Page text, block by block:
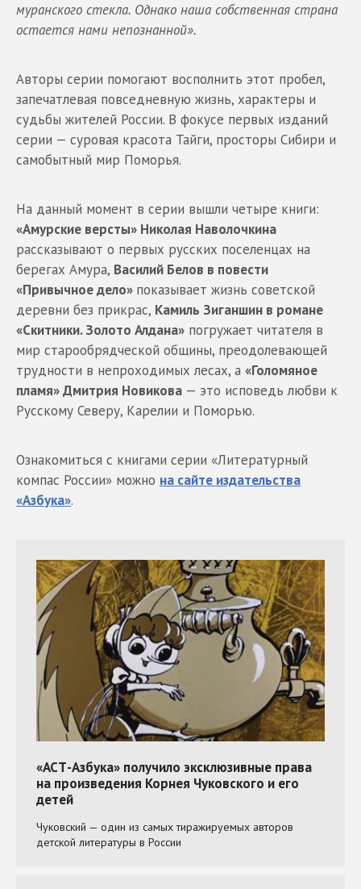
муранского стекла. Однако наша собственная страна
остается нами непознанной».
Авторы серии помогают восполнить этот пробел,
запечатлевая повседневную жизнь, характеры и
судьбы жителей России. В фокусе первых изданий
серии — суровая красота Тайги, просторы Сибири и
самобытный мир Поморья.
На данный момент в серии вышли четыре книги:
«Амурские версты» Николая Наволочкина
рассказывают о первых русских поселенцах на
берегах Амура, Василий Белов в повести
«Привычное дело» показывает жизнь советской
деревни без прикрас, Камиль Зиганшин в романе
«Скитники. Золото Алдана» погружает читателя в
мир старообрядческой общины, преодолевающей
трудности в непроходимых лесах, а «Голомяное
пламя» Дмитрия Новикова — это исповедь любви к
Русскому Северу, Карелии и Поморью.
Ознакомиться с книгами серии «Литературный
компас России» можно на сайте издательства
«Азбука».